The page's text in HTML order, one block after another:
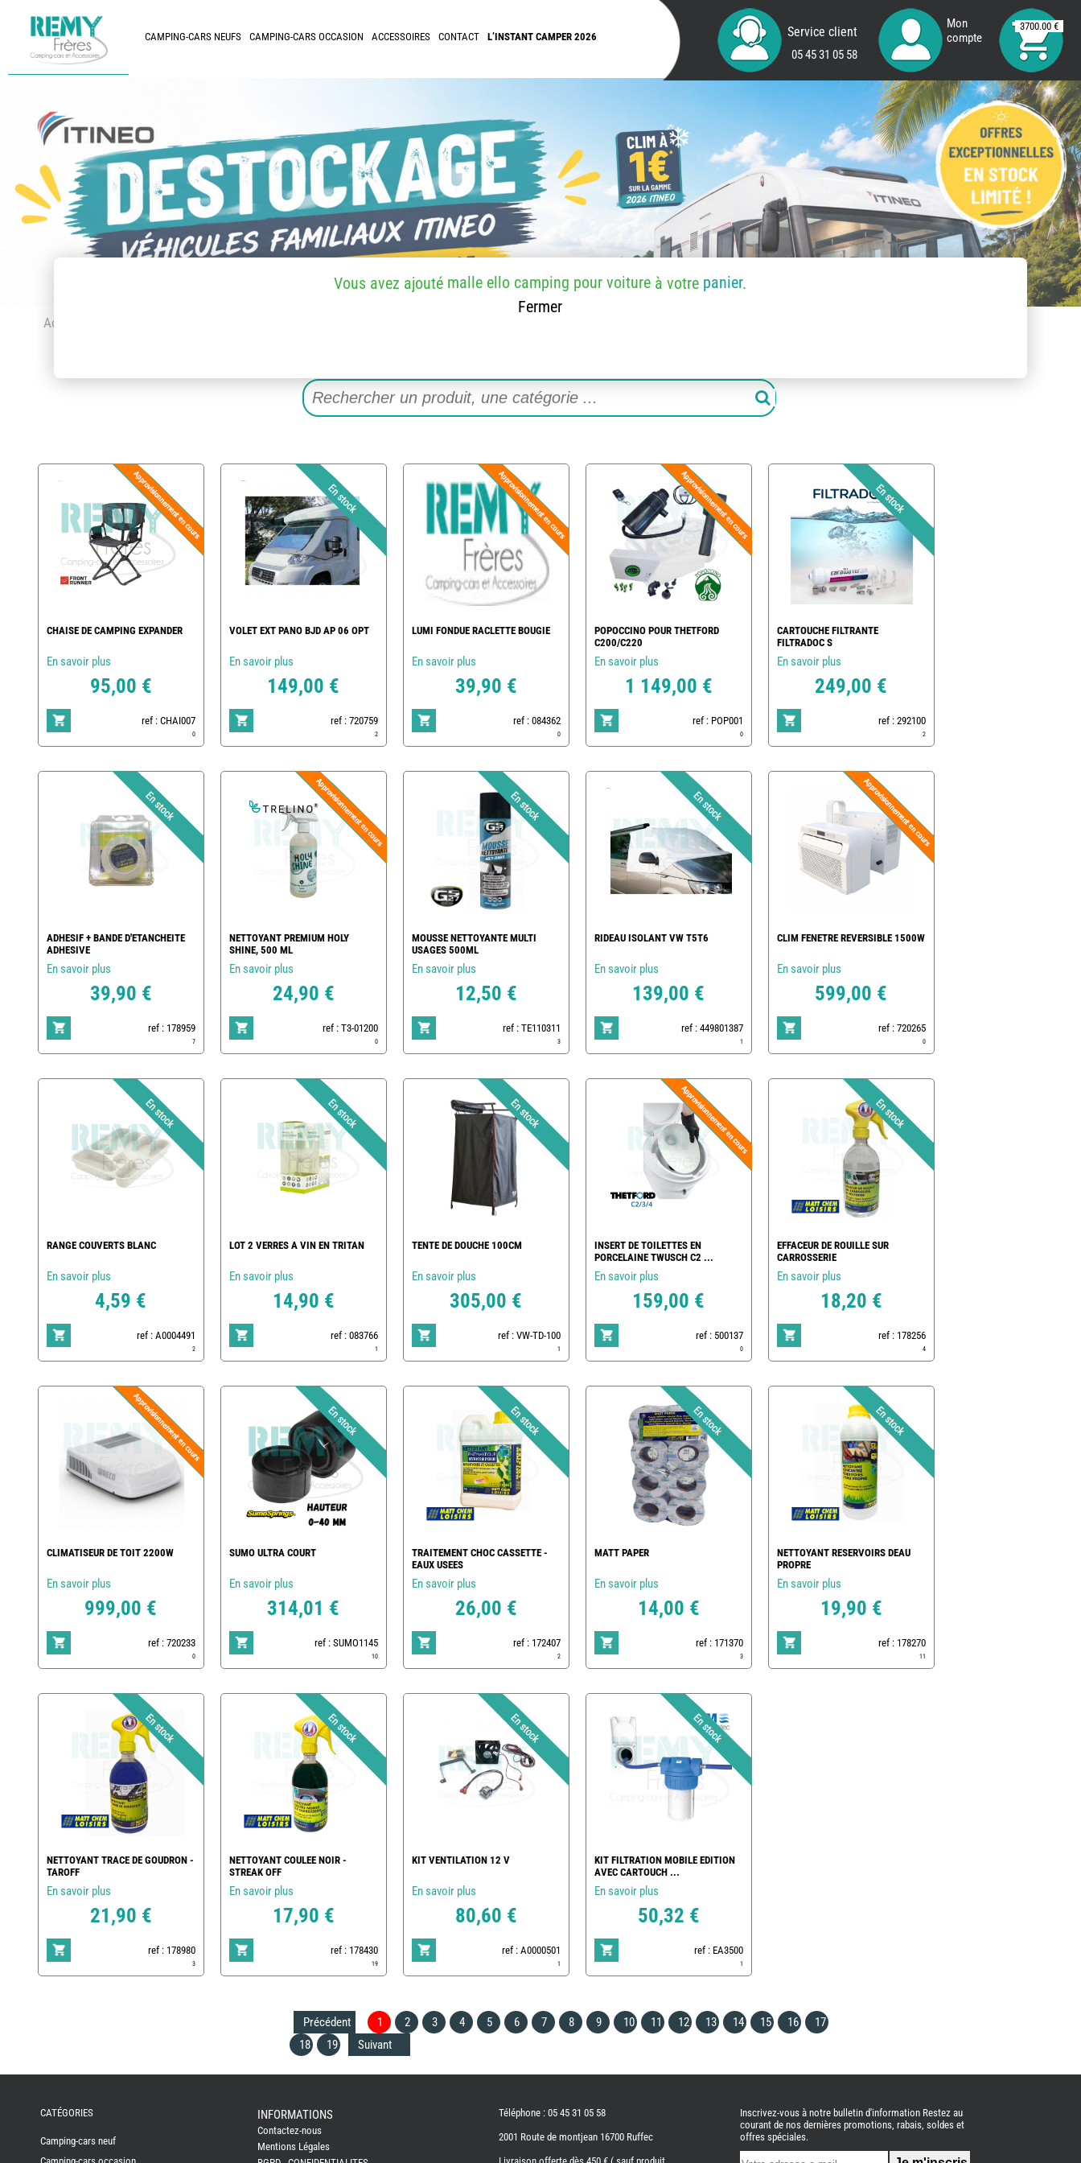
CAMPING-CARS NEUFS CAMPING-CARS OCCASION ACCESSOIRES CONTACT L’INSTANT CAMPER 2026 Service client
05 45 31 05 58
Mon
compte
3700.00 €
Accueil
Vous avez ajouté malle ello camping pour voiture à votre panier.
Fermer
CHAISE DE CAMPING EXPANDER
En savoir plus
95,00 €
ref : CHAI007
0
VOLET EXT PANO BJD AP 06 OPT
En savoir plus
149,00 €
ref : 720759
2
LUMI FONDUE RACLETTE BOUGIE
En savoir plus
39,90 €
ref : 084362
0
POPOCCINO POUR THETFORD
C200/C220
En savoir plus
1 149,00 €
ref : POP001
0
CARTOUCHE FILTRANTE
FILTRADOC S
En savoir plus
249,00 €
ref : 292100
2
ADHESIF + BANDE D'ETANCHEITE
ADHESIVE
En savoir plus
39,90 €
ref : 178959
7
NETTOYANT PREMIUM HOLY
SHINE, 500 ML
En savoir plus
24,90 €
ref : T3-01200
0
MOUSSE NETTOYANTE MULTI
USAGES 500ML
En savoir plus
12,50 €
ref : TE110311
3
RIDEAU ISOLANT VW T5T6
En savoir plus
139,00 €
ref : 449801387
1
CLIM FENETRE REVERSIBLE 1500W
En savoir plus
599,00 €
ref : 720265
0
RANGE COUVERTS BLANC
En savoir plus
4,59 €
ref : A0004491
2
LOT 2 VERRES A VIN EN TRITAN
En savoir plus
14,90 €
ref : 083766
1
TENTE DE DOUCHE 100CM
En savoir plus
305,00 €
ref : VW-TD-100
1
INSERT DE TOILETTES EN
PORCELAINE TWUSCH C2 ...
En savoir plus
159,00 €
ref : 500137
0
EFFACEUR DE ROUILLE SUR
CARROSSERIE
En savoir plus
18,20 €
ref : 178256
4
CLIMATISEUR DE TOIT 2200W
En savoir plus
999,00 €
ref : 720233
0
SUMO ULTRA COURT
En savoir plus
314,01 €
ref : SUMO1145
10
TRAITEMENT CHOC CASSETTE -
EAUX USEES
En savoir plus
26,00 €
ref : 172407
2
MATT PAPER
En savoir plus
14,00 €
ref : 171370
3
NETTOYANT RESERVOIRS DEAU
PROPRE
En savoir plus
19,90 €
ref : 178270
11
NETTOYANT TRACE DE GOUDRON -
TAROFF
En savoir plus
21,90 €
ref : 178980
3
NETTOYANT COULEE NOIR -
STREAK OFF
En savoir plus
17,90 €
ref : 178430
19
KIT VENTILATION 12 V
En savoir plus
80,60 €
ref : A0000501
1
KIT FILTRATION MOBILE EDITION
AVEC CARTOUCH ...
En savoir plus
50,32 €
ref : EA3500
1
Précédent 1 2 3 4 5 6 7 8 9 10 11 12 13 14 15 16
17
18
19 Suivant
FRERESCATÉGORIES
Camping-cars neuf
INFORMATIONS
Contactez-nous
Mentions Légales
Téléphone : 05 45 31 05 58
2001 Route de montjean 16700 Ruffec
Inscrivez-vous à notre bulletin d'information Restez au
courant de nos dernières promotions, rabais, soldes et
offres spéciales.